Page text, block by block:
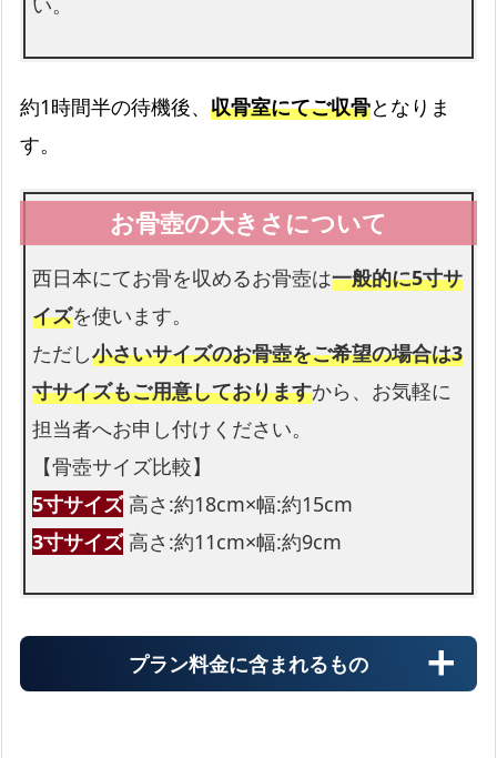
約1時間半の待機後、 収骨室にてご収骨となりま
す。
西日本にてお骨を収めるお骨壺は一般的に5寸サ
イズを使います。
ただし小さいサイズのお骨壺をご希望の場合は3
寸サイズもご用意しておりますから、お気軽に
担当者へお申し付けください。
【骨壺サイズ比較】
5寸サイズ 高さ:約18cm×幅:約15cm
3寸サイズ 高さ:約11cm×幅:約9cm
プラン料金に含まれるもの